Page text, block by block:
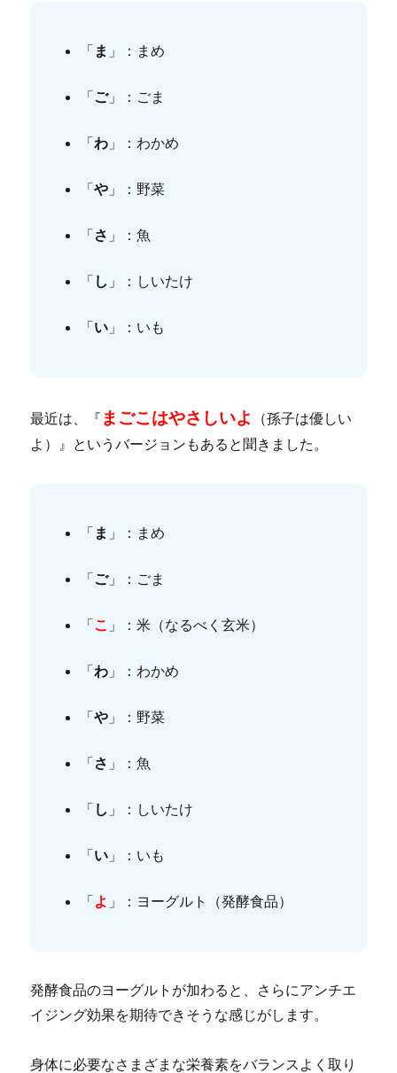
「 ま 」：まめ
「 ご」：ごま
「わ 」：わかめ
「や 」：野菜
「 さ 」：魚
「 し 」：しいたけ
「 い 」：いも
最近は、『 まごこはやさしいよ
（孫子は優しい
よ）』というバージョンもあると聞きました。
「 ま 」：まめ
「 ご」：ごま
「 こ 」：米（なるべく玄米）
「わ 」：わかめ
「や 」：野菜
「 さ 」：魚
「 し 」：しいたけ
「 い 」：いも
「 よ 」：ヨーグルト（発酵食品）
発酵食品のヨーグルトが加わると、さらにアンチエ
イジング効果を期待できそうな感じがします。
身体に必要なさまざまな栄養素をバランスよく取り